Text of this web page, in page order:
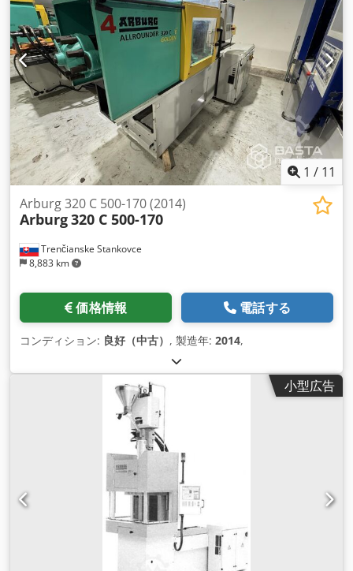
1 / 11
Trenčianske Stankovce
8,883 km
Arburg 320 C 500-170 (2014)
Arburg320 C 500-170
価格情報 電話する
コンディション: 良好（中古） , 製造年: 2014,
小型広告